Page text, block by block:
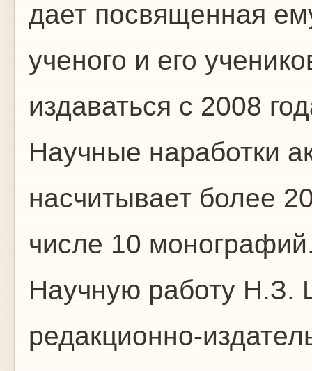
дает посвященная
ученого и его
издаваться с 2008
Научные наработки
насчитывает более
числе 10
Научную работу Н.З.
редакционно-